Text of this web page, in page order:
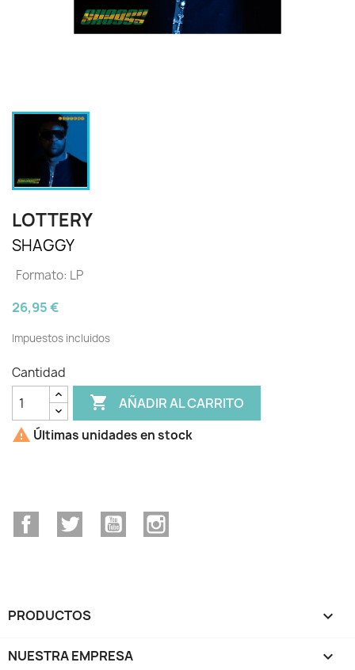
LOTTERY
SHAGGY
Formato: LP
26,95 €
Impuestos incluidos
Cantidad
 AÑADIR AL CARRITO
 Últimas unidades en stock
FacebookTwitter YouTube
PRODUCTOS 
NUESTRA EMPRESA 